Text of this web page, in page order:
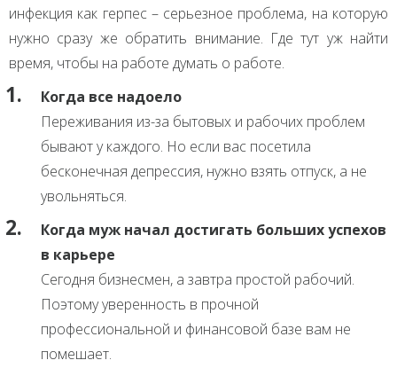
инфекция как герпес – серьезное проблема, на которую
нужно сразу же обратить внимание. Где тут уж найти
время, чтобы на работе думать о работе.
Когда все надоело
Переживания из-за бытовых и рабочих проблем
бывают у каждого. Но если вас посетила
бесконечная депрессия, нужно взять отпуск, а не
увольняться.
Когда муж начал достигать больших успехов
в карьере
Сегодня бизнесмен, а завтра простой рабочий.
Поэтому уверенность в прочной
профессиональной и финансовой базе вам не
помешает.